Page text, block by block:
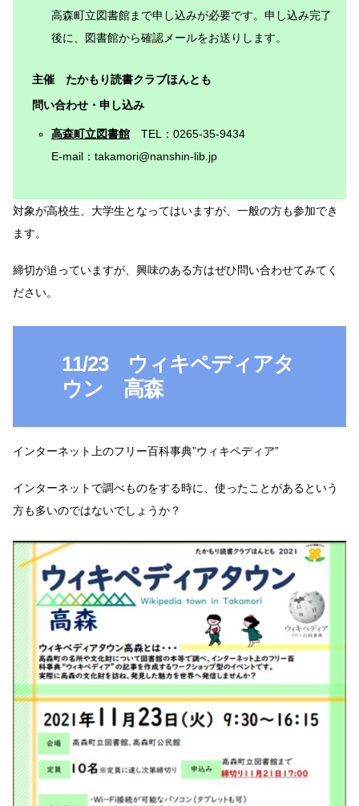
高森町立図書館まで申し込みが必要です。申し込み完了
後に、図書館から確認メールをお送りします。
主催 たかもり読書クラブほんとも
問い合わせ・申し込み
高森町立図書館
TEL：0265-35-9434
E-mail：takamori@nanshin-lib.jp
対象が高校生、大学生となってはいますが、一般の方も参加でき
ます。
締切が迫っていますが、興味のある方はぜひ問い合わせてみてく
ださい。
11/23 ウィキペディアタ
ウン 高森
インターネット上のフリー百科事典”ウィキペディア”
インターネットで調べものをする時に、使ったことがあるという
方も多いのではないでしょうか？